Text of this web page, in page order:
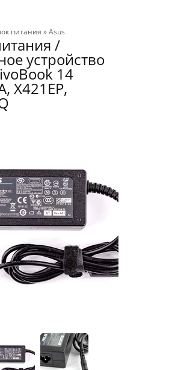
питания »Asus
/
устройство
14
X421EP,